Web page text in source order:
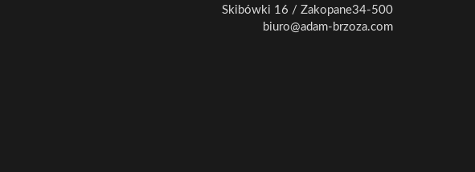
Skibówki 16 / Zakopane34-500
biuro@adam-brzoza.com